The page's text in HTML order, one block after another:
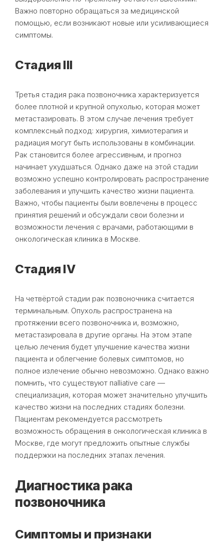
Важно повторно обращаться за медицинской
помощью, если возникают новые или усиливающиеся
симптомы.
Стадия III
Третья стадия рака позвоночника характеризуется
более плотной и крупной опухолью, которая может
метастазировать. В этом случае лечения требует
комплексный подход: хирургия, химиотерапия и
радиация могут быть использованы в комбинации.
Рак становится более агрессивным, и прогноз
начинает ухудшаться. Однако даже на этой стадии
возможно успешно контролировать распространение
заболевания и улучшить качество жизни пациента.
Важно, чтобы пациенты были вовлечены в процесс
принятия решений и обсуждали свои болезни и
возможности лечения с врачами, работающими в
онкологическая клиника в Москве.
Стадия IV
На четвёртой стадии рак позвоночника считается
терминальным. Опухоль распространена на
протяжении всего позвоночника и, возможно,
метастазировала в другие органы. На этом этапе
целью лечения будет улучшение качества жизни
пациента и облегчение болевых симптомов, но
полное излечение обычно невозможно. Однако важно
помнить, что существуют пalliative care —
специализация, которая может значительно улучшить
качество жизни на последних стадиях болезни.
Пациентам рекомендуется рассмотреть
возможность обращения в онкологическая клиника в
Москве, где могут предложить опытные службы
поддержки на последних этапах лечения.
Диагностика рака
позвоночника
Симптомы и признаки